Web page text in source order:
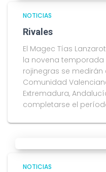
NOTICIAS
Rivales
El Magec Tías
la novena temporada
rojinegras se
Comunidad
Extremadura,
completarse el
NOTICIAS